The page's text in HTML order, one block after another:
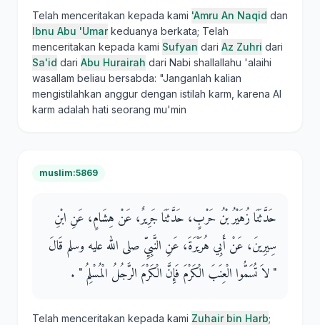
Telah menceritakan kepada kami 'Amru An Naqid dan
Ibnu Abu 'Umarkeduanya berkata; Telah
menceritakan kepada kami Sufyan dari Az Zuhri dari
Sa'id dari Abu Hurairah dari Nabi shallallahu 'alaihi
wasallam beliau bersabda: "Janganlah kalian
mengistilahkan anggur dengan istilah karm, karena Al
karm adalah hati seorang mu'min
muslim:5869
حَدَّثَنَا زُهَيْرُ بْنُ حَرْبٍ، حَدَّثَنَا جَرِيرٌ، عَنْ هِشَامٍ، عَنِ ابْنِ
سِيرِينَ، عَنْ أَبِي هُرَيْرَةَ، عَنِ النَّبِيِّ صلى الله عليه وسلم قَالَ ‏
"‏ لاَ تُسَمُّوا الْعِنَبَ الْكَرْمَ فَإِنَّ الْكَرْمَ الرَّجُلُ الْمُسْلِمُ ‏"‏ ‏.‏
Telah menceritakan kepada kami Zuhair bin Harb;